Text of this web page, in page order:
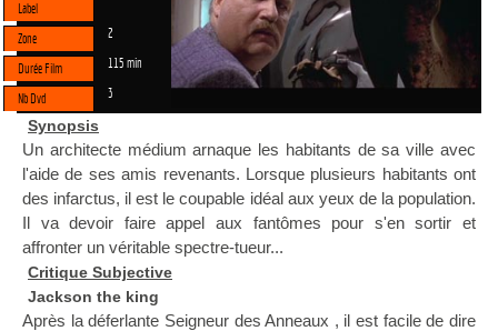
Label
Zone
2
Durée Film 115 min
Nb Dvd 3
Synopsis
Un architecte médium arnaque les habitants de sa ville avec
l'aide de ses amis revenants. Lorsque plusieurs habitants ont
des infarctus, il est le coupable idéal aux yeux de la population.
Il va devoir faire appel aux fantômes pour s'en sortir et
affronter un véritable spectre-tueur...
Critique Subjective
Jackson the king
Après la déferlante Seigneur des Anneaux , il est facile de dire